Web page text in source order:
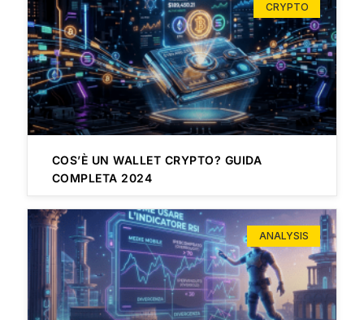
CRYPTO
COS’È UN WALLET CRYPTO? GUIDA
COMPLETA 2024
ANALYSIS